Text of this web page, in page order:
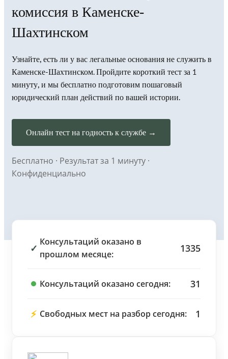
комиссия в Каменске-
Шахтинском
Узнайте, есть ли у вас легальные основания не служить в
Каменске-Шахтинском. Пройдите короткий тест за 1
минуту, и мы бесплатно подготовим пошаговый
юридический план действий по вашей истории.
Онлайн тест на годность к службе →
Бесплатно · Результат за 1 минуту ·
Конфиденциально
✓
Консультаций оказано в
прошлом месяце:
1335
Консультаций оказано сегодня: 31
⚡ Свободных мест на разбор сегодня: 1